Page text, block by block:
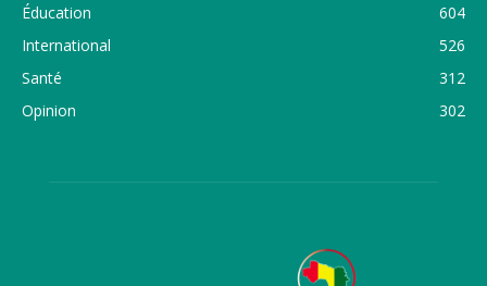
Éducation
604
International
526
Santé
312
Opinion
302